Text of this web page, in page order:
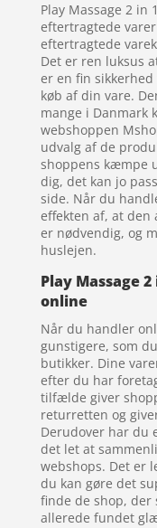
Play Massage 2 in
eftertragtede
eftertragtede
Det er ren luksus
er en fin
køb af din vare.
mange i Danmark
webshoppen
udvalg af de
shoppens kæmpe
dig, det kan jo
side. Når du
effekten af, at den
er nødvendig, og
huslejen.
Play Massage
online
Når du handler
gunstigere, som
butikker. Dine
efter du har
tilfælde giver
returretten og
Derudover har du
det let at
webshops. Det er
du kan gøre det
finde de shop,
allerede fundet